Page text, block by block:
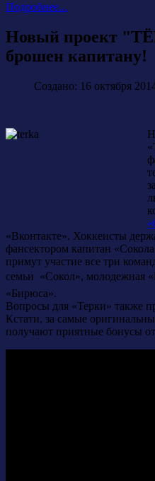
Подробнее...
Новый проект
брошен капитану!
Создано: 16 октября
«Вконтакте». Хоккеисты
фансектором капитан
примут участие все три
семьи  «Сокол», молодежная
«Бирюса».
Вопросы для «Терки» также
Кстати, за самые
получают приятные бонусы